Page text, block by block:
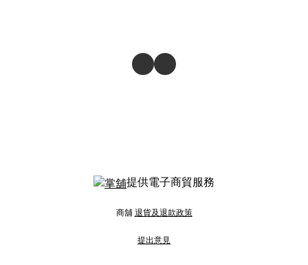
提供電子商貿服務
商舖 退貨及退款政策
提出意見